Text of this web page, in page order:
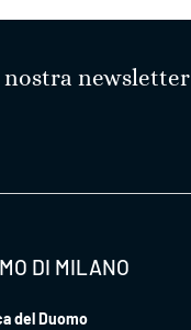
newsletter
DI MILANO
del Duomo